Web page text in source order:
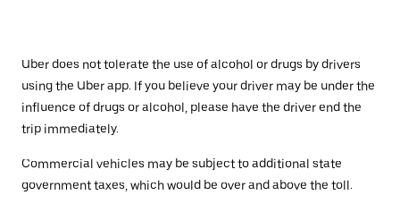
Uber does not tolerate the use of alcohol or drugs by drivers
using the Uber app. If you believe your driver may be under the
influence of drugs or alcohol, please have the driver end the
trip immediately.
Commercial vehicles may be subject to additional state
government taxes, which would be over and above the toll.